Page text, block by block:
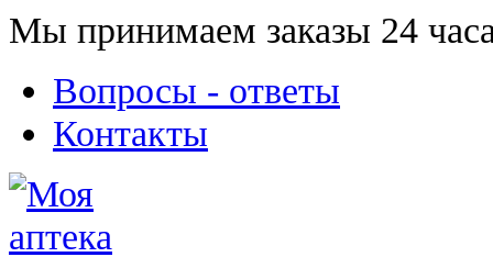
Мы принимаем заказы 24
Вопросы - ответы
Контакты